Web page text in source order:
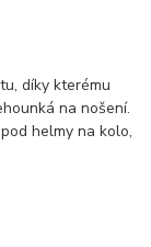
díky kterému
na nošení.
helmy na kolo,